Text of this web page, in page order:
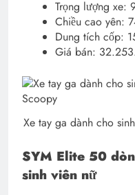
Trọng lượng xe:
Chiều cao yên:
Dung tích cốp:
Giá bán:
Xe tay ga dành cho
SYM Elite 50
sinh viên nữ